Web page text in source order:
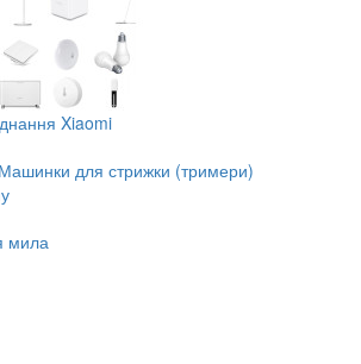
Xiaomi
для стрижки (тримери)
мила